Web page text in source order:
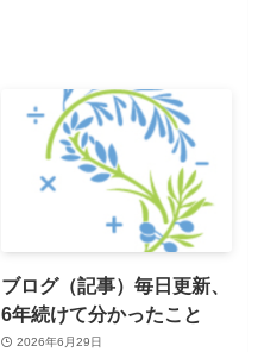
ブログ（記事）毎日更新、
6年続けて分かったこと
2026年6月29日